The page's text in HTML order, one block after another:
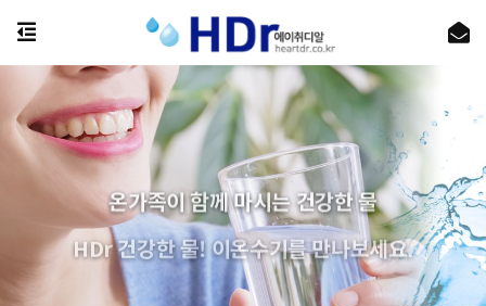
온가족이 함께 마시는 건강한 물
HDr 건강한 물! 이온수기를 만나보세요.
상담문의 : 1644-4124